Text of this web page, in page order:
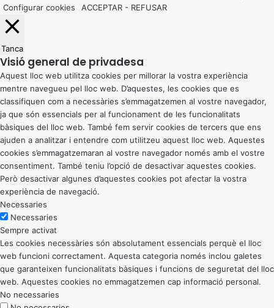
Configurar cookies
ACCEPTAR - REFUSAR
Tanca
Visió general de privadesa
Aquest lloc web utilitza cookies per millorar la vostra experiència
mentre navegueu pel lloc web. D’aquestes, les cookies que es
classifiquen com a necessàries s’emmagatzemen al vostre navegador,
ja que són essencials per al funcionament de les funcionalitats
bàsiques del lloc web. També fem servir cookies de tercers que ens
ajuden a analitzar i entendre com utilitzeu aquest lloc web. Aquestes
cookies s’emmagatzemaran al vostre navegador només amb el vostre
consentiment. També teniu l’opció de desactivar aquestes cookies.
Però desactivar algunes d’aquestes cookies pot afectar la vostra
experiència de navegació.
Necessaries
Necessaries
Sempre activat
Les cookies necessàries són absolutament essencials perquè el lloc
web funcioni correctament. Aquesta categoria només inclou galetes
que garanteixen funcionalitats bàsiques i funcions de seguretat del lloc
web. Aquestes cookies no emmagatzemen cap informació personal.
No necessaries